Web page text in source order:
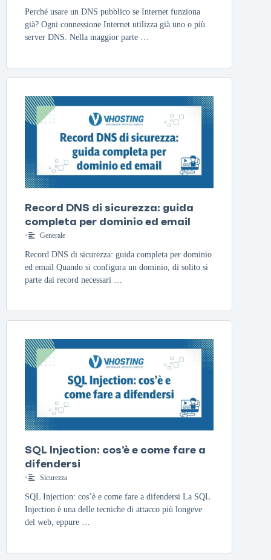
Perché usare un DNS pubblico se Internet funziona
già? Ogni connessione Internet utilizza già uno o più
server DNS. Nella maggior parte …
Record DNS di sicurezza: guida
completa per dominio ed email
• Generale
Record DNS di sicurezza: guida completa per dominio
ed email Quando si configura un dominio, di solito si
parte dai record necessari …
SQL Injection: cos’è e come fare a
difendersi
• Sicurezza
SQL Injection: cos’è e come fare a difendersi La SQL
Injection è una delle tecniche di attacco più longeve
del web, eppure …